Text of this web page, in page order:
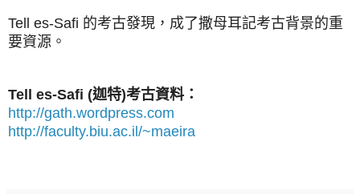
Tell es-Safi 的考古發現，成了撒母耳記考古背景的重
要資源。
Tell es-Safi (迦特)考古資料：
http://gath.wordpress.com
http://faculty.biu.ac.il/~maeira